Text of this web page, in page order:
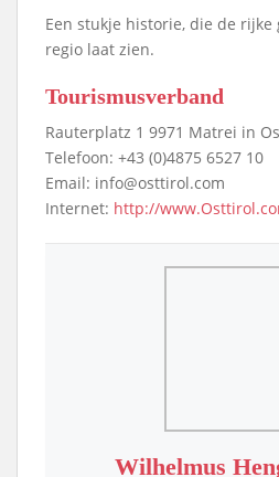
Een stukje historie, die de rijke
regio laat zien.
Tourismusverband
Rauterplatz 1 9971 Matrei in
Telefoon: +43 (0)4875 6527 10
Email: info@osttirol.com
Internet: http://
Wilhelmus